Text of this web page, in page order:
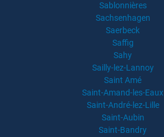
Sablonnières
Sachsenhagen
Saerbeck
Saffig
Sahy
Sailly-lez-Lannoy
Saint Amé
Saint-Amand-les-Eaux
Saint-André-lez-Lille
Saint-Aubin
Saint-Bandry